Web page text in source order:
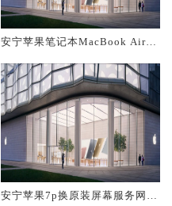
安宁苹果笔记本MacBook Air换
安宁苹果7p换原装屏幕服务网点